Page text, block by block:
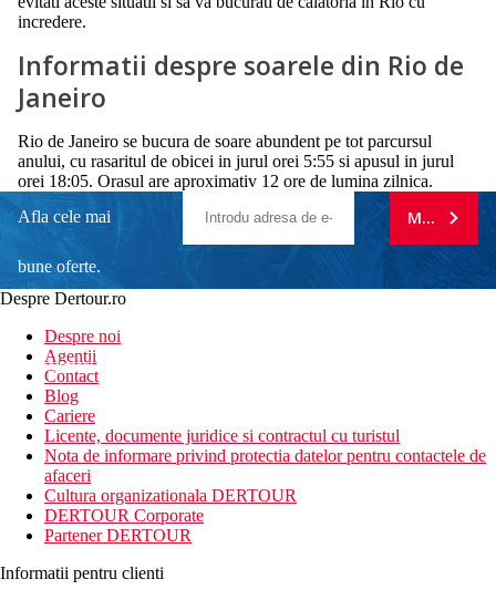
incredere.
Informatii despre soarele din Rio de
Janeiro
Rio de Janeiro se bucura de soare abundent pe tot parcursul
anului, cu rasaritul de obicei in jurul orei 5:55 si apusul in jurul
orei 18:05. Orasul are aproximativ 12 ore de lumina zilnica.
Afla cele mai
bune oferte.
newsletter!
MA
Despre Dertour.ro
Despre noi
Agentii
Contact
Blog
Cariere
Licente, documente juridice si contractul cu turistul
Nota de informare privind protectia datelor pentru contactele de
afaceri
Cultura organizationala DERTOUR
DERTOUR Corporate
Partener DERTOUR
Informatii pentru clienti